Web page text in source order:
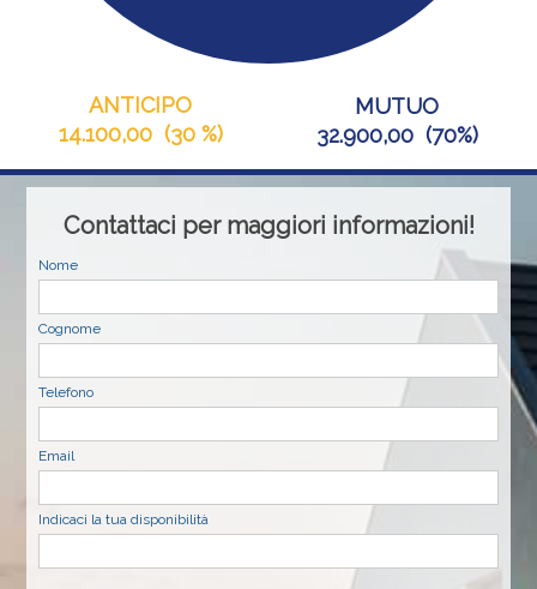
ANTICIPO
14.100,00(30 %)
MUTUO
32.900,00(70%)
Contattaci per maggiori informazioni!
Nome
Cognome
Telefono
Email
Indicaci la tua disponibilità